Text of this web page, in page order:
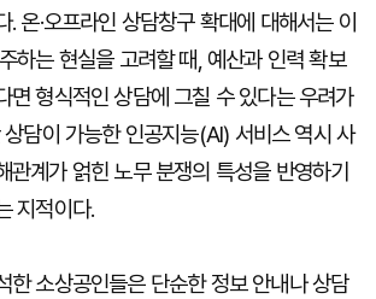
. 온·오프라인 상담창구 확대에 대해서는 이
하는 현실을 고려할 때, 예산과 인력 확보
면 형식적인 상담에 그칠 수 있다는 우려가
담이 가능한 인공지능(AI) 서비스 역시 사
관계가 얽힌 노무 분쟁의 특성을 반영하기
지적이다.
한 소상공인들은 단순한 정보 안내나 상담